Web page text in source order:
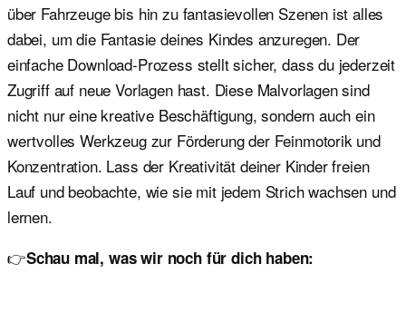
über Fahrzeuge bis hin zu fantasievollen Szenen ist alles
dabei, um die Fantasie deines Kindes anzuregen. Der
einfache Download-Prozess stellt sicher, dass du jederzeit
Zugriff auf neue Vorlagen hast. Diese Malvorlagen sind
nicht nur eine kreative Beschäftigung, sondern auch ein
wertvolles Werkzeug zur Förderung der Feinmotorik und
Konzentration. Lass der Kreativität deiner Kinder freien
Lauf und beobachte, wie sie mit jedem Strich wachsen und
lernen.
👉Schau mal, was wir noch für dich haben: